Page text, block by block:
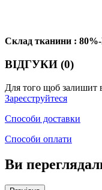
Склад тканини :
ВІДГУКИ (0)
Для того щоб залишит
Зареєструйтеся
Способи доставки
Способи оплати
Ви